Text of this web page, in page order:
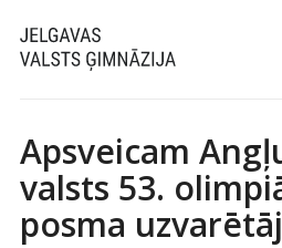
Apsveicam
valsts 53.
posma